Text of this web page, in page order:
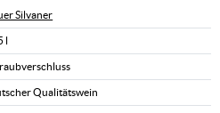
Silvaner
l
Qualitätswein